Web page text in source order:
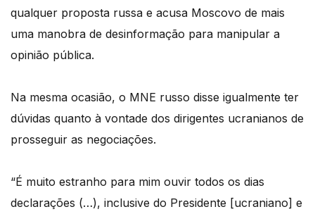
qualquer proposta russa e acusa Moscovo de mais
uma manobra de desinformação para manipular a
opinião pública.
Na mesma ocasião, o MNE russo disse igualmente ter
dúvidas quanto à vontade dos dirigentes ucranianos de
prosseguir as negociações.
“É muito estranho para mim ouvir todos os dias
declarações (…), inclusive do Presidente [ucraniano] e